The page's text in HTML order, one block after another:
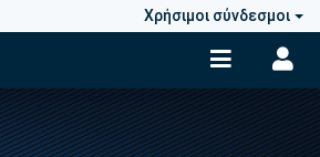
Χρήσιμοι σύνδεσμοι